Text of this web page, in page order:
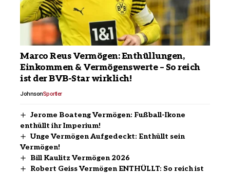
Marco Reus Vermögen: Enthüllungen,
Einkommen & Vermögenswerte – So reich
ist der BVB-Star wirklich!
JohnsonSportler
Jerome Boateng Vermögen: Fußball-Ikone
enthüllt ihr Imperium!
Unge Vermögen Aufgedeckt: Enthüllt sein
Vermögen!
Bill Kaulitz Vermögen 2026
Robert Geiss Vermögen ENTHÜLLT: So reich ist